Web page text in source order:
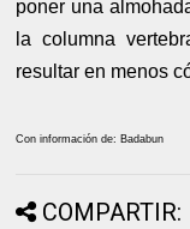
poner una
la columna
resultar en menos
Con información de: Badabun
COMPARTIR: